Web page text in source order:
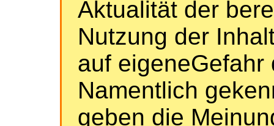
Aktualität der
Nutzung der
auf eigeneGefahr
Namentlich
geben die